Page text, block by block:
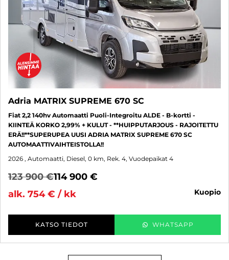
Adria MATRIX SUPREME 670 SC
Fiat 2,2 140hv Automaatti Puoli-Integroitu ALDE - B-kortti -
KIINTEÄ KORKO 2,99% + KULUT - **HUIPPUTARJOUS - RAJOITETTU
ERÄ!!**SUPERUPEA UUSI ADRIA MATRIX SUPREME 670 SC
AUTOMAATTIVAIHTEISTOLLA!!
2026 , Automaatti, Diesel, 0 km, Rek. 4, Vuodepaikat 4
123 900 €114 900 €
alk. 754 € / kk
kuopio
KATSO TIEDOT WHATSAPP